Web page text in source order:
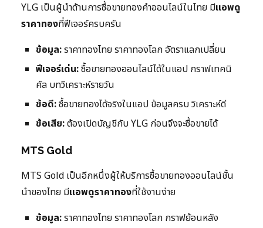
YLG เป็นผู้นำด้านการซื้อขายทองคำออนไลน์ในไทย มีแอพดู
ราคาทองที่ฟีเจอร์ครบครัน
ข้อมูล:ราคาทองไทย ราคาทองโลก อัตราแลกเปลี่ยน
ฟีเจอร์เด่น:ซื้อขายทองออนไลน์ได้ในแอป กราฟเทคนิ
คัล บทวิเคราะห์รายวัน
ข้อดี:ซื้อขายทองได้จริงในแอป ข้อมูลครบ วิเคราะห์ดี
ข้อเสีย:ต้องเปิดบัญชีกับ YLG ก่อนจึงจะซื้อขายได้
MTS Gold
MTS Gold เป็นอีกหนึ่งผู้ให้บริการซื้อขายทองออนไลน์ชั้น
นำของไทย มีแอพดูราคาทองที่ใช้งานง่าย
ข้อมูล:ราคาทองไทย ราคาทองโลก กราฟย้อนหลัง